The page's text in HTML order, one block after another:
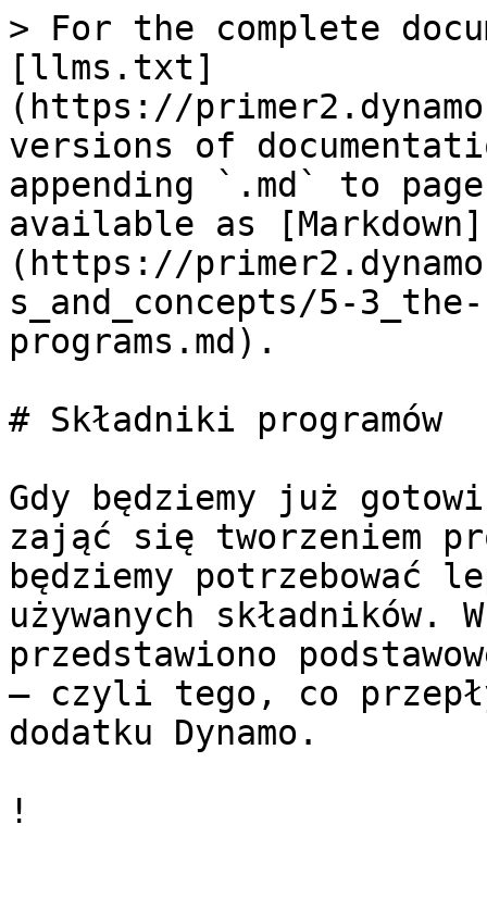
> For the complete
[llms.txt]
(https://
versions of
appending `.md` to
available as [Markdown]
(https://
s_and_concepts/5-
programs.md).
# Składniki programów
Gdy będziemy już
zająć się tworzeniem
będziemy potrzebować
używanych składników.
przedstawiono
— czyli tego, co
dodatku Dynamo.